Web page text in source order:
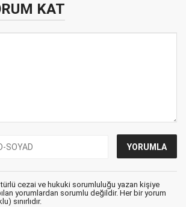
KAT
türlü cezai ve hukuki sorumluluğu yazan kişiye
yorumlardan sorumlu değildir. Her bir yorum
sınırlıdır.